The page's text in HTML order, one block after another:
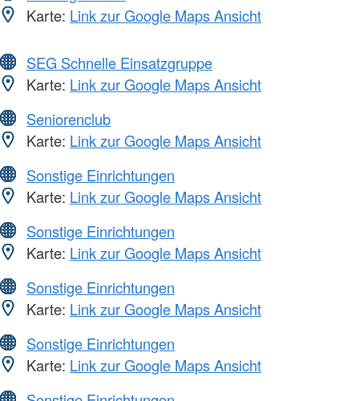
Karte: Link zur Google Maps Ansicht
SEG Schnelle Einsatzgruppe
Karte: Link zur Google Maps Ansicht
Seniorenclub
Karte: Link zur Google Maps Ansicht
Sonstige Einrichtungen
Karte: Link zur Google Maps Ansicht
Sonstige Einrichtungen
Karte: Link zur Google Maps Ansicht
Sonstige Einrichtungen
Karte: Link zur Google Maps Ansicht
Sonstige Einrichtungen
Karte: Link zur Google Maps Ansicht